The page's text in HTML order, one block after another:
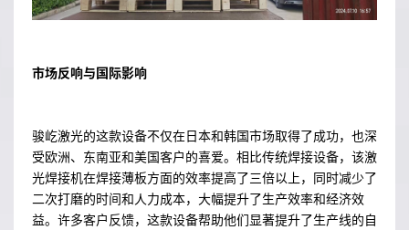
市场反响与国际影响
骏屹激光的这款设备不仅在日本和韩国市场取得了成功，也深
受欧洲、东南亚和美国客户的喜爱。相比传统焊接设备，该激
光焊接机在焊接薄板方面的效率提高了三倍以上，同时减少了
二次打磨的时间和人力成本，大幅提升了生产效率和经济效
益。许多客户反馈，这款设备帮助他们显著提升了生产线的自